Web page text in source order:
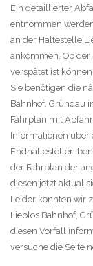
Ein detaillierter
entnommen
an der Haltestelle
ankommen. Ob der
verspätet ist
Sie benötigen die
Bahnhof, Gründau
Fahrplan mit
Informationen über
Endhaltestellen
der Fahrplan der
diesen jetzt
Leider konnten wir
Lieblos Bahnhof,
diesen Vorfall
versuche die Seite